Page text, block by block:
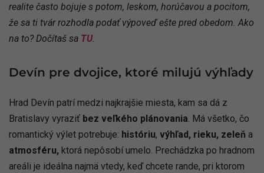
realite často bojuje s potom, leskom, horúčavou a pocitom,
že sa ti tvár rozhodla podať výpoveď ešte pred obedom. Ako
na to? Dočítaš sa TU.
Devín pre dvojice, ktoré milujú výhľady
Hrad Devín patrí medzi najkrajšie miesta, kam sa dá z
Bratislavy vyraziť bez veľkého plánovania. Má všetko, čo
romantický výlet potrebuje: históriu, výhľad, rieku, zeleň a
atmosféru, ktorá nepôsobí umelo. Prechádzka po hradnom
areáli je ideálna najmä vtedy, keď chcete rande, pri ktorom